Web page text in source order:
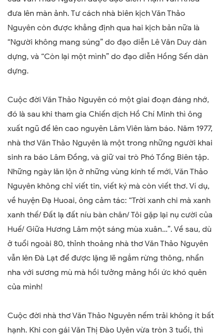
đưa lên màn ảnh. Tư cách nhà biên kịch Văn Thảo
Nguyên còn được khẳng định qua hai kịch bản nữa là
“Người không mang súng” do đạo diễn Lê Văn Duy dàn
dựng, và “Còn lại một mình” do đạo diễn Hồng Sến dàn
dựng.
Cuộc đời Văn Thảo Nguyên có một giai đoạn đáng nhớ,
đó là sau khi tham gia Chiến dịch Hồ Chí Minh thì ông
xuất ngũ để lên cao nguyên Lâm Viên làm báo. Năm 1977,
nhà thơ Văn Thảo Nguyên là một trong những người khai
sinh ra báo Lâm Đồng, và giữ vai trò Phó Tổng Biên tập.
Những ngày lăn lộn ở những vùng kinh tế mới, Văn Thảo
Nguyên không chỉ viết tin, viết ký mà còn viết thơ. Ví dụ,
về huyện Đạ Huoai, ông cảm tác: “Trời xanh chi mà xanh
xanh thế/ Đất lạ đất níu bàn chân/Tôi gặp lại nụ cười của
Huế/ Giữa Hương Lâm một sáng mùa xuân…”. Về sau, dù
ở tuổi ngoài 80, thỉnh thoảng nhà thơ Văn Thảo Nguyên
vẫn lên Đà Lạt để được lặng lẽ ngắm rừng thông, nhẩn
nha với sương mù mà hồi tưởng mảng hồi ức khó quên
của mình!
Cuộc đời nhà thơ Văn Thảo Nguyên nếm trải không ít bất
hạnh. Khi con gái Văn Thị Đào Uyên vừa tròn 3 tuổi, thì